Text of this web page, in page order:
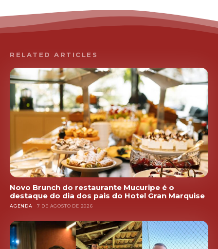
RELATED ARTICLES
Novo Brunch do restaurante Mucuripe é o
destaque do dia dos pais do Hotel Gran Marquise
AGENDA 7 DE AGOSTO DE 2026